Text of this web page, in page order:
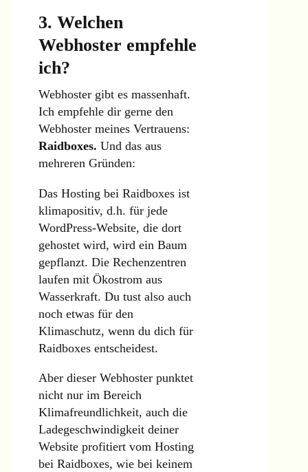
3. Welchen
Webhoster empfehle
ich?
Webhoster gibt es massenhaft.
Ich empfehle dir gerne den
Webhoster meines Vertrauens:
Raidboxes. Und das aus
mehreren Gründen:
Das Hosting bei Raidboxes ist
klimapositiv, d.h. für jede
WordPress-Website, die dort
gehostet wird, wird ein Baum
gepflanzt. Die Rechenzentren
laufen mit Ökostrom aus
Wasserkraft. Du tust also auch
noch etwas für den
Klimaschutz, wenn du dich für
Raidboxes entscheidest.
Aber dieser Webhoster punktet
nicht nur im Bereich
Klimafreundlichkeit, auch die
Ladegeschwindigkeit deiner
Website profitiert vom Hosting
bei Raidboxes, wie bei keinem